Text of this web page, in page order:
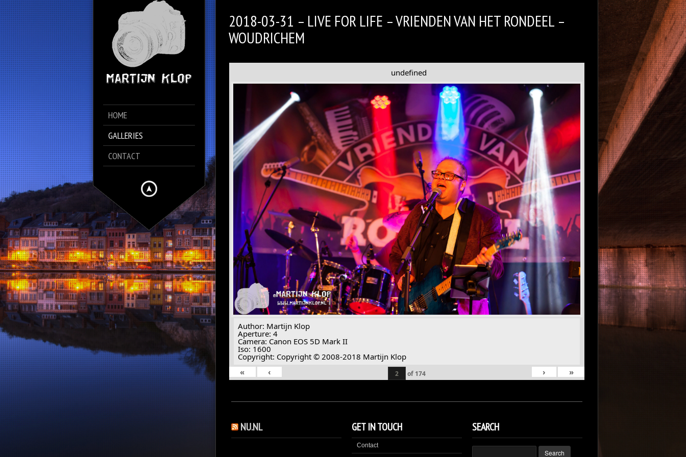
HOME
GALLERIES
CONTACT
2018-03-31 – LIVE FOR LIFE – VRIENDEN VAN HET RONDEEL –
WOUDRICHEM
undefined
Author: Martijn Klop
Aperture: 4
Camera: Canon EOS 5D Mark II
Iso: 1600
Copyright: Copyright © 2008-2018 Martijn Klop
«
‹ of 174 › »
NU.NL GET IN TOUCH
Contact
SEARCH